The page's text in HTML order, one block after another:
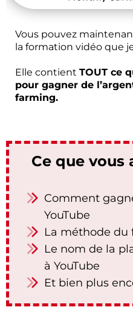
Vous pouvez
la formation vidéo que
Elle contient TOUT ce
pour gagner de
farming.
Ce que vous
Comment
YouTube
La méthode du
Le nom de la
à YouTube
Et bien plus